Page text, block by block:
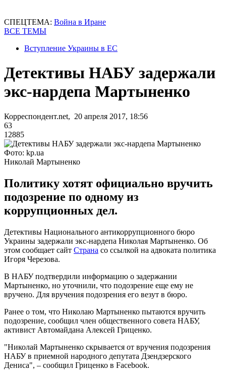
СПЕЦТЕМА: Война в Иране
ВСЕ ТЕМЫ
Вступление Украины в ЕС
Детективы НАБУ задержали
экс-нардепа Мартыненко
Корреспондент.net, 20 апреля 2017, 18:56
63
12885
Фото: kp.ua
Николай Мартыненко
Политику хотят официально вручить
подозрение по одному из
коррупционных дел.
Детективы Национального антикоррупционного бюро
Украины задержали экс-нардепа Николая Мартыненко. Об
этом сообщает сайт Страна со ссылкой на адвоката политика
Игоря Черезова.
В НАБУ подтвердили информацию о задержании
Мартыненко, но уточнили, что подозрение еще ему не
вручено. Для вручения подозрения его везут в бюро.
Ранее о том, что Николаю Мартыненко пытаются вручить
подозрение, сообщил член общественного совета НАБУ,
активист Автомайдана Алексей Гриценко.
"Николай Мартыненко скрывается от вручения подозрения
НАБУ в приемной народного депутата Дзендзерского
Дениса", – сообщил Гриценко в Facebook.